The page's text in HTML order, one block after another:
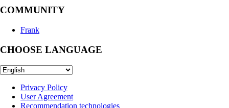
COMMUNITY
Frank
CHOOSE LANGUAGE
Privacy Policy
User Agreement
Recommendation technologies